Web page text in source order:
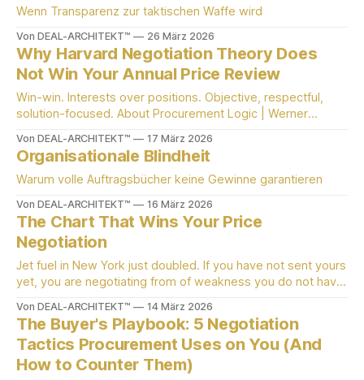
Wenn Transparenz zur taktischen Waffe wird
Von DEAL-ARCHITEKT™ 26 März 2026
Why Harvard Negotiation Theory Does
Not Win Your Annual Price Review
Win-win. Interests over positions. Objective, respectful,
solution-focused. About Procurement Logic | Werner
Von DEAL-ARCHITEKT™ 17 März 2026
Organisationale Blindheit
Warum volle Auftragsbücher keine Gewinne garantieren
Von DEAL-ARCHITEKT™ 16 März 2026
The Chart That Wins Your Price
Negotiation
Jet fuel in New York just doubled. If you have not sent yours
yet, you are negotiating from of weakness you do not have
Von DEAL-ARCHITEKT™ 14 März 2026
The Buyer's Playbook: 5 Negotiation
Tactics Procurement Uses on You (And
How to Counter Them)